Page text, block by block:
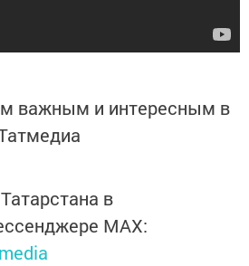
важным и интересным в
в
MАХ: